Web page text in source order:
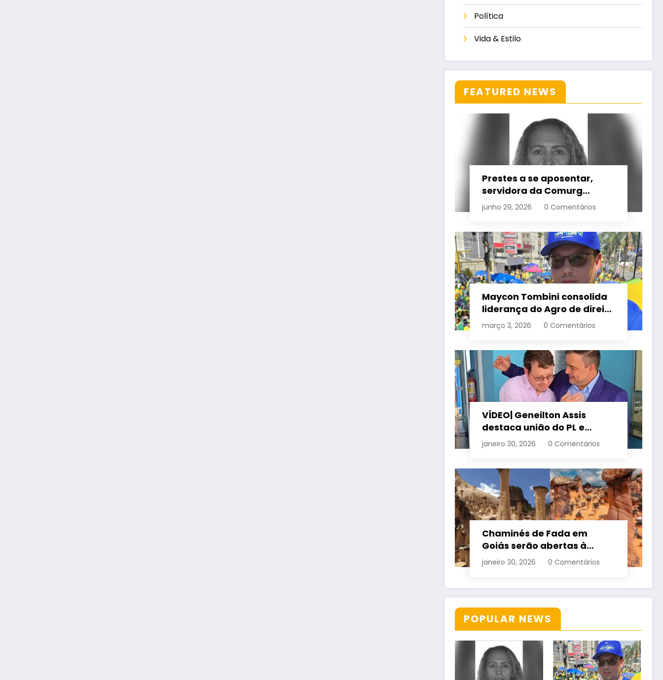
Política
Vida & Estilo
FEATURED NEWS
Prestes a se aposentar,
servidora da Comurg
atropelada por bêbado
entra em protocolo de
junho 29, 2026 0 Comentários
Maycon Tombini consolida
liderança do Agro de direita
em manifestação “Acorda
Brasil” em Goiânia
março 3, 2026 0 Comentários
VÍDEO| Geneilton Assis
destaca união do PL e
consolidação de apoio a
Maycon Tombini em Jataí
janeiro 30, 2026 0 Comentários
Chaminés de Fada em
Goiás serão abertas à
visitação controlada
janeiro 30, 2026 0 Comentários
POPULAR NEWS